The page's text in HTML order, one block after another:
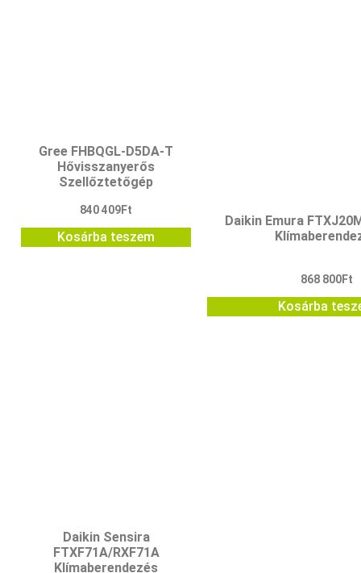
Gree FHBQGL-D5DA-T
Hővisszanyerős
Szellőztetőgép
840 409Ft
Kosárba teszem
Daikin Emura
868 800Ft
Kosárba
Daikin Sensira
FTXF71A/RXF71A
Klímaberendezés